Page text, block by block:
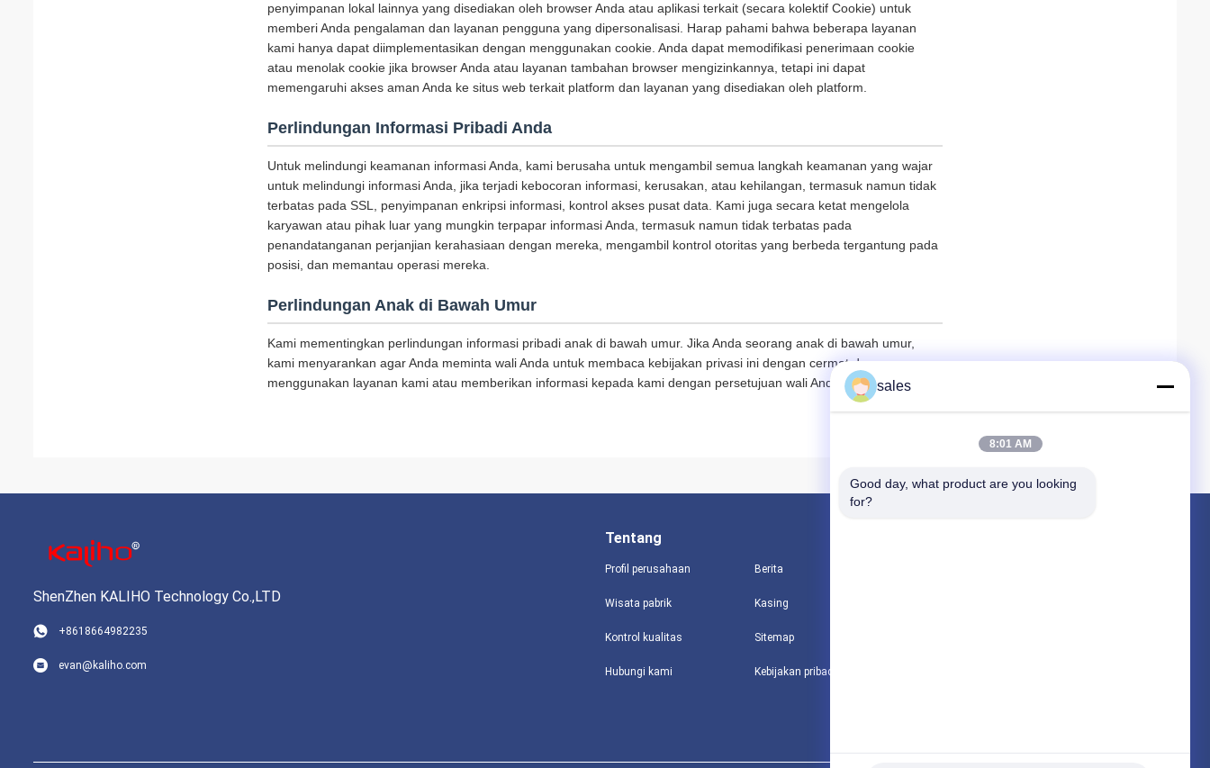
penyimpanan lokal lainnya yang disediakan oleh browser Anda atau aplikasi terkait (secara kolektif Cookie) untuk
memberi Anda pengalaman dan layanan pengguna yang dipersonalisasi. Harap pahami bahwa beberapa layanan
kami hanya dapat diimplementasikan dengan menggunakan cookie. Anda dapat memodifikasi penerimaan cookie
atau menolak cookie jika browser Anda atau layanan tambahan browser mengizinkannya, tetapi ini dapat
memengaruhi akses aman Anda ke situs web terkait platform dan layanan yang disediakan oleh platform.
Perlindungan Informasi Pribadi Anda
Untuk melindungi keamanan informasi Anda, kami berusaha untuk mengambil semua langkah keamanan yang wajar
untuk melindungi informasi Anda, jika terjadi kebocoran informasi, kerusakan, atau kehilangan, termasuk namun tidak
terbatas pada SSL, penyimpanan enkripsi informasi, kontrol akses pusat data. Kami juga secara ketat mengelola
karyawan atau pihak luar yang mungkin terpapar informasi Anda, termasuk namun tidak terbatas pada
penandatanganan perjanjian kerahasiaan dengan mereka, mengambil kontrol otoritas yang berbeda tergantung pada
posisi, dan memantau operasi mereka.
Perlindungan Anak di Bawah Umur
Kami mementingkan perlindungan informasi pribadi anak di bawah umur. Jika Anda seorang anak di bawah umur,
kami menyarankan agar Anda meminta wali Anda untuk membaca kebijakan privasi ini dengan cermat dan
menggunakan layanan kami atau memberikan informasi kepada kami dengan persetujuan wali Anda.
ShenZhen KALIHO Technology Co.,LTD
+8618664982235
evan@kaliho.com
Tentang
Profil perusahaan
Wisata pabrik
Kontrol kualitas
Hubungi kami
Berita
Kasing
Sitemap
Kebijakan pribadi
sales
8:01 AM
Good day, what product are you looking
for?